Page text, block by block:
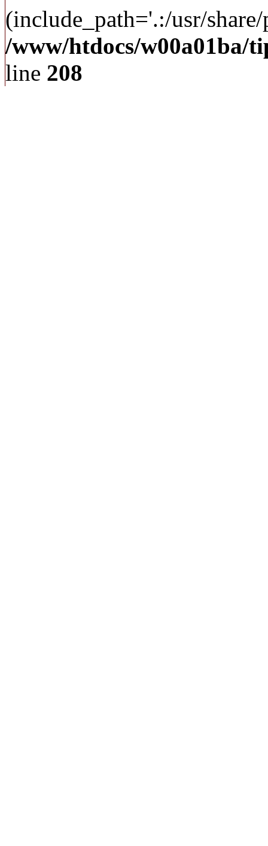
(include_path='.:/usr/
/www/htdocs/w00a01ba/
line 208